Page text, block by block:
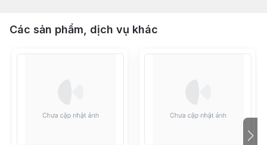
Các sản phẩm, dịch vụ khác